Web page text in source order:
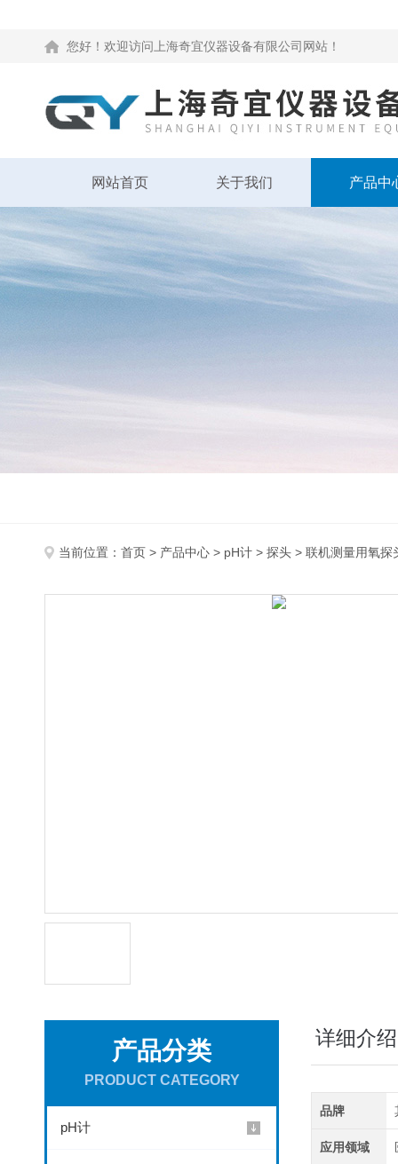
您好！欢迎访问上海奇宜仪器设备有限公司网站！
网站首页 关于我们 产品中
当前位置： 首页 > 产品中心 > pH计 > 探头 > 联机测量用氧探
产品分类
PRODUCT CATEGORY
pH计
详细介绍
品牌
应用领域